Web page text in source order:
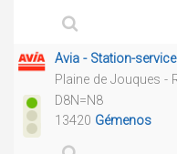
Avia - Station-
Plaine de Jouques -
D8N=N8
13420 Gémenos